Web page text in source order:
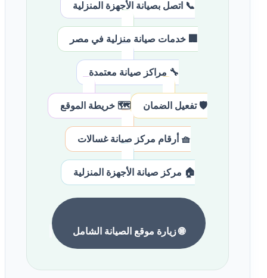
📞 اتصل بصيانة الأجهزة المنزلية
🏢 خدمات صيانة منزلية في مصر
🔧 مراكز صيانة معتمدة
🛡️ تفعيل الضمان 🗺️ خريطة الموقع
🧺 أرقام مركز صيانة غسالات
🏠 مركز صيانة الأجهزة المنزلية
🌐 زيارة موقع الصيانة الشامل